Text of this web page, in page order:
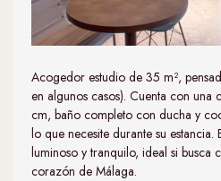
Acogedor estudio de 35 m²,
en algunos casos). Cuenta con
cm, baño completo con ducha y
lo que necesite durante su estancia.
luminoso y tranquilo, ideal si busca
corazón de Málaga.